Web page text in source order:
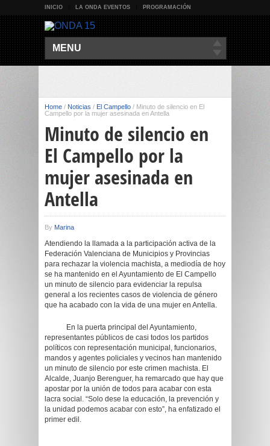
INICIO LA ONDA EVENTOS PROGRAMACIÓN
MENU
Home / Noticias / El Campello / Minuto de silencio en El
Campello por la mujer asesinada en Antella
Minuto de silencio en
El Campello por la
mujer asesinada en
Antella
By Marina
Atendiendo la llamada a la participación activa de la
Federación Valenciana de Municipios y Provincias
para rechazar la violencia machista, a mediodía de hoy
se ha mantenido en el Ayuntamiento de El Campello
un minuto de silencio para evidenciar la repulsa
general a los recientes casos de violencia de género
que ha acabado con la vida de una mujer en Antella.
En la puerta principal del Ayuntamiento,
representantes públicos de casi todos los partidos
políticos con representación municipal, funcionarios,
mandos y agentes policiales y vecinos han mantenido
un minuto de silencio por este crimen machista. El
Alcalde, Juanjo Berenguer, ha remarcado que hay que
apostar por la unión de todos para acabar con esta
lacra social. “Solo dese la educación, la prevención y
la unidad podemos acabar con esto”, ha enfatizado el
primer edil.